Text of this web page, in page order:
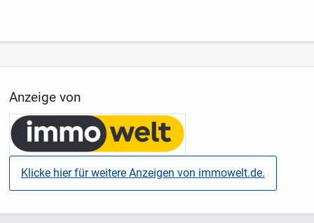
Anzeige von
Klicke hier für weitere Anzeigen von immowelt.de.